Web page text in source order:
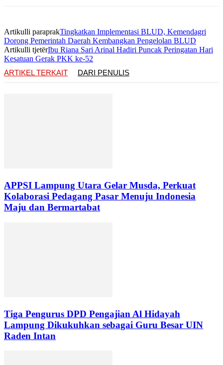
Artikulli paraprakTingkatkan Implementasi BLUD, Kemendagri
Dorong Pemerintah Daerah Kembangkan Pengelolan BLUD
Artikulli tjetërIbu Riana Sari Arinal Hadiri Puncak Peringatan Hari
Kesatuan Gerak PKK ke-52
ARTIKEL TERKAIT
DARI PENULIS
APPSI Lampung Utara Gelar Musda, Perkuat
Kolaborasi Pedagang Pasar Menuju Indonesia
Maju dan Bermartabat
Tiga Pengurus DPD Pengajian Al Hidayah
Lampung Dikukuhkan sebagai Guru Besar UIN
Raden Intan